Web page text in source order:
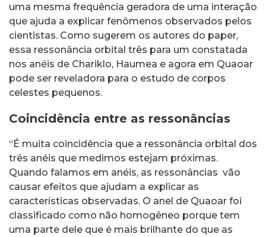
uma mesma frequência geradora de uma interação
que ajuda a explicar fenômenos observados pelos
cientistas. Como sugerem os autores do paper,
essa ressonância orbital três para um constatada
nos anéis de Chariklo, Haumea e agora em Quaoar
pode ser reveladora para o estudo de corpos
celestes pequenos.
Coincidência entre as ressonâncias
“É muita coincidência que a ressonância orbital dos
três anéis que medimos estejam próximas.
Quando falamos em anéis, as ressonâncias vão
causar efeitos que ajudam a explicar as
características observadas. O anel de Quaoar foi
classificado como não homogêneo porque tem
uma parte dele que é mais brilhante do que as